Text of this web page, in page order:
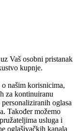
Vaš osobni pristanak
kupnje.
našim korisnicima,
za kontinuiranu
oglasa
Također možemo
usluga i
oglašivačkih kanala